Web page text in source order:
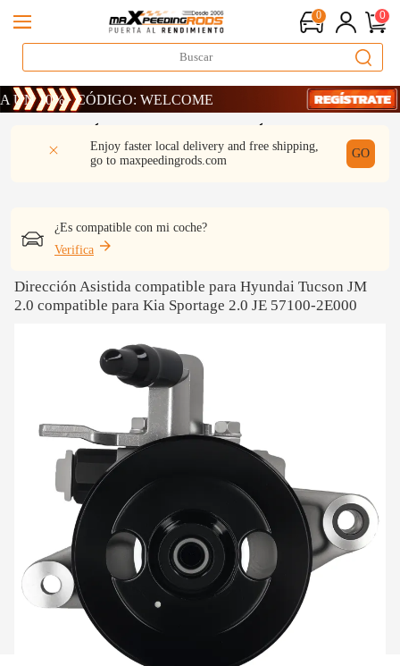
0 0
· CÓDIGO: WELCOME
· CÓDIGO: WELCOME
· CÓDIGO: WELCOME
Enjoy faster local delivery and free shipping,
go to maxpeedingrods.com
GO
¿Es compatible con mi coche?
Verifica
DESCRIPCIÓN REVISIÓN
Dirección Asistida compatible para Hyundai Tucson JM
2.0 compatible para Kia Sportage 2.0 JE 57100-2E000